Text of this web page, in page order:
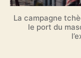
La campagne
le port du